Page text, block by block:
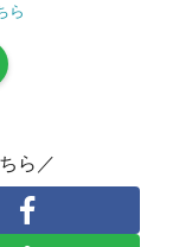
ら
ら／